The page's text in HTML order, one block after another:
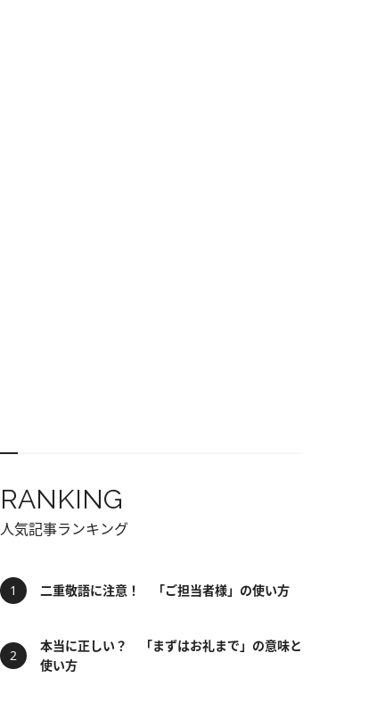
RANKING
人気記事ランキング
二重敬語に注意！ 「ご担当者様」の使い方
本当に正しい？ 「まずはお礼まで」の意味と
使い方